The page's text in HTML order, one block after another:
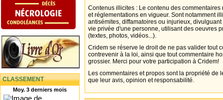
CLASSEMENT
Moy. 3 derniers mois
Contenus illicites : Le contenu des
et réglementations en vigueur. Sont notamment
antisémites, diffamatoires ou injurieux,
vie privée d'une personne, utilisant des oeuvres
(textes, photos, vidéos...).
Cridem se réserve le droit de ne pas valider tout
contrevenir à la loi, ainsi que tout commentaire
grossier. Merci pour votre participation à Cridem!
Les commentaires et propos sont la propriété de
que leur avis, opinion et responsabilité.